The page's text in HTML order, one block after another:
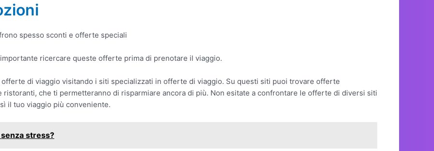
spesso sconti e offerte speciali
ricercare queste offerte prima di prenotare il viaggio.
di viaggio visitando i siti specializzati in offerte di viaggio. Su questi siti puoi trovare offerte
che ti permetteranno di risparmiare ancora di più. Non esitate a confrontare le offerte di diversi siti
il tuo viaggio più conveniente.
stress?